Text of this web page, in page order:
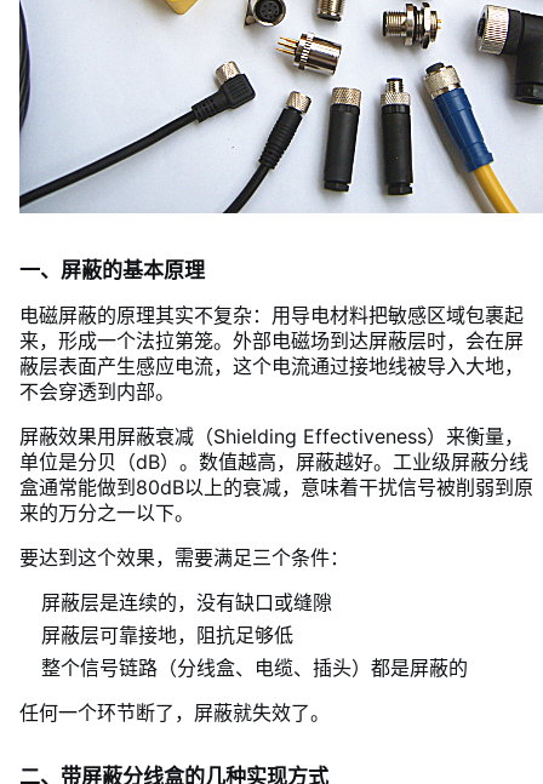
一、屏蔽的基本原理
电磁屏蔽的原理其实不复杂：用导电材料把敏感区域包裹起
来，形成一个法拉第笼。外部电磁场到达屏蔽层时，会在屏
蔽层表面产生感应电流，这个电流通过接地线被导入大地，
不会穿透到内部。
屏蔽效果用屏蔽衰减（Shielding Effectiveness）来衡量，
单位是分贝（dB）。数值越高，屏蔽越好。工业级屏蔽分线
盒通常能做到80dB以上的衰减，意味着干扰信号被削弱到原
来的万分之一以下。
要达到这个效果，需要满足三个条件：
屏蔽层是连续的，没有缺口或缝隙
屏蔽层可靠接地，阻抗足够低
整个信号链路（分线盒、电缆、插头）都是屏蔽的
任何一个环节断了，屏蔽就失效了。
二、带屏蔽分线盒的几种实现方式